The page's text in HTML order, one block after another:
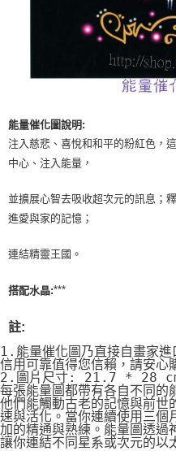
能量催化圖說明:
注入慈悲、喜悅和和平的粉紅色，
中心、注入能量，
並擴展心智去吸收超次元的訊息；
進愛與家的記憶；
連結精靈王國。
搭配水晶:***
註:
1.能量催化圖乃直接自畫家
信用可靠值得您信賴，請安心
2.圖片尺寸: 21.7 * 28
每張能量圖都帶有各自不同的
他們能觸動古老的記憶與前世
速與活化。當你連續使用三個
加的精通與熟練。能量圖透過
讓你連結不同星系或次元的以